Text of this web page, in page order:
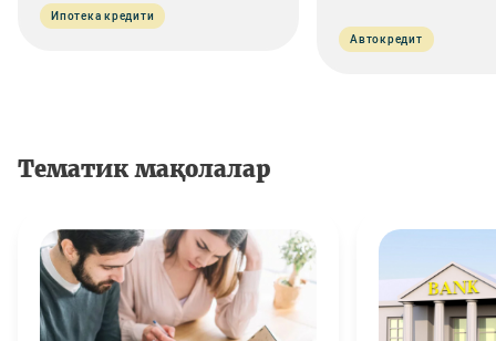
Ипотека кредити
Автокредит
Тематик мақолалар